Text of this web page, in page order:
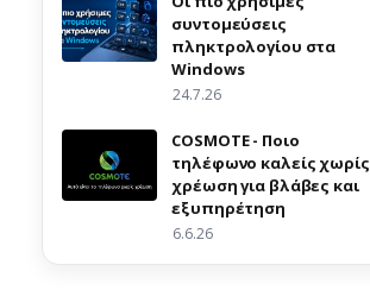
συντομεύσεις
πληκτρολογίου στα
Windows
24.7.26
COSMOTE - Ποιο
τηλέφωνο καλείς χωρίς
χρέωση για βλάβες και
εξυπηρέτηση
6.6.26